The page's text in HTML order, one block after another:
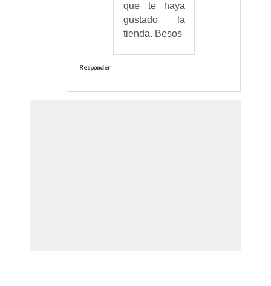
que te haya
gustado la
tienda. Besos
Responder